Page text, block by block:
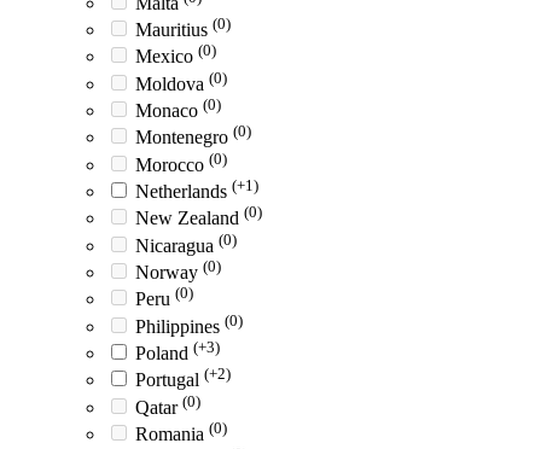
Mauritius (0)
Mexico (0)
Moldova (0)
Monaco (0)
Montenegro (0)
Morocco (0)
Netherlands (+1)
New Zealand (0)
Nicaragua (0)
Norway (0)
Peru (0)
Philippines (0)
Poland (+3)
Portugal (+2)
Qatar (0)
Romania (0)